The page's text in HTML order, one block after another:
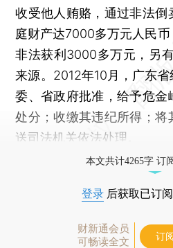
收受他人贿赂，通过非法倒
庭财产达7000多万元人民
非法获利3000多万元，另
来源。2012年10月，广东
委、省政府批准，给予危金
处分；收缴其违纪所得；将
送司法机关依法处理。
本文共计4265字 订
登录 后获取已订
财新通会员
可畅读全文
订